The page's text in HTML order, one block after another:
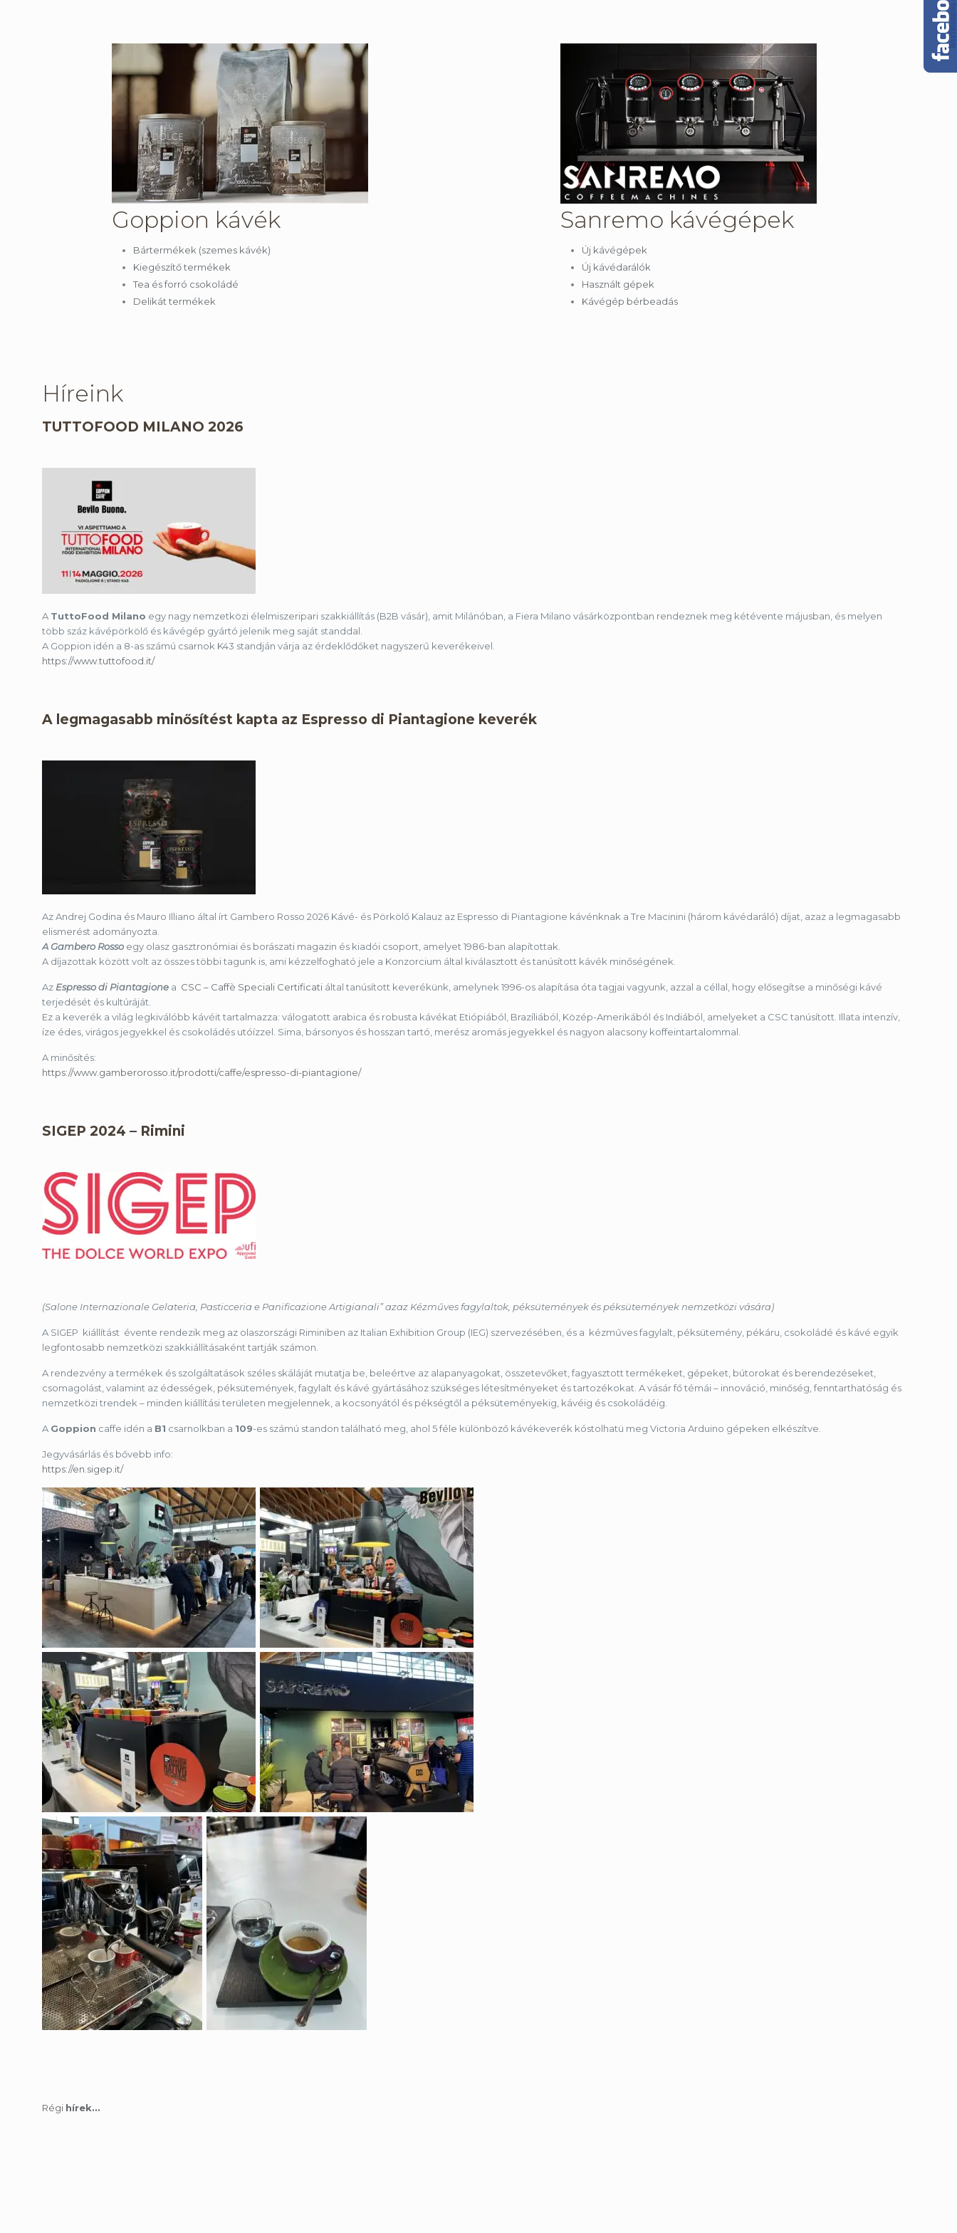
Goppion kávék
Bártermékek (szemes kávék)
Kiegészítő termékek
Tea és forró csokoládé
Delikát termékek
Sanremo kávégépek
Új kávégépek
Új kávédarálók
Használt gépek
Kávégép bérbeadás
Híreink
TUTTOFOOD MILANO 2026
A TuttoFood Milano egy nagy nemzetközi élelmiszeripari szakkiállítás (B2B vásár), amit Milánóban, a Fiera Milano vásárközpontban rendeznek meg kétévente májusban, és melyen
több száz kávépörkölő és kávégép gyártó jelenik meg saját standdal.
A Goppion idén a 8-as számú csarnok K43 standján várja az érdeklődőket nagyszerű keverékeivel.
https://www.tuttofood.it/
A legmagasabb minősítést kapta az Espresso di Piantagione keverék
Az Andrej Godina és Mauro Illiano által írt Gambero Rosso 2026 Kávé- és Pörkölő Kalauz az Espresso di Piantagione kávénknak a Tre Macinini (három kávédaráló) díjat, azaz a legmagasabb
elismerést adományozta.
A Gambero Rosso egy olasz gasztronómiai és borászati ​​magazin és kiadói csoport, amelyet 1986-ban alapítottak.
A díjazottak között volt az összes többi tagunk is, ami kézzelfogható jele a Konzorcium által kiválasztott és tanúsított kávék minőségének.
Az Espresso di Piantagione a CSC – Caffè Speciali Certificati által tanúsított keverékünk, amelynek 1996-os alapítása óta tagjai vagyunk, azzal a céllal, hogy elősegítse a minőségi kávé
terjedését és kultúráját.
Ez a keverék a világ legkiválóbb kávéit tartalmazza: válogatott arabica és robusta kávékat Etiópiából, Brazíliából, Közép-Amerikából és Indiából, amelyeket a CSC tanúsított. Illata intenzív,
íze édes, virágos jegyekkel és csokoládés utóízzel. Sima, bársonyos és hosszan tartó, merész aromás jegyekkel és nagyon alacsony koffeintartalommal.
A minősítés:
https://www.gamberorosso.it/prodotti/caffe/espresso-di-piantagione/
SIGEP 2024 – Rimini
(Salone Internazionale Gelateria, Pasticceria e Panificazione Artigianali” azaz Kézműves fagylaltok, péksütemények és péksütemények nemzetközi vására)
A SIGEP kiállítást évente rendezik meg az olaszországi Riminiben az Italian Exhibition Group (IEG) szervezésében, és a kézműves fagylalt, péksütemény, pékáru, csokoládé és kávé egyik
legfontosabb nemzetközi szakkiállításaként tartják számon.
A rendezvény a termékek és szolgáltatások széles skáláját mutatja be, beleértve az alapanyagokat, összetevőket, fagyasztott termékeket, gépeket, bútorokat és berendezéseket,
csomagolást, valamint az édességek, péksütemények, fagylalt és kávé gyártásához szükséges létesítményeket és tartozékokat. A vásár fő témái – innováció, minőség, fenntarthatóság és
nemzetközi trendek – minden kiállítási területen megjelennek, a kocsonyától és pékségtől a péksüteményekig, kávéig és csokoládéig.
A Goppion caffe idén a B1 csarnolkban a 109-es számú standon található meg, ahol 5 féle különböző kávékeverék kóstolhatü meg Victoria Arduino gépeken elkészítve.
Jegyvásárlás és bővebb info:
https://en.sigep.it/
Régi hírek…